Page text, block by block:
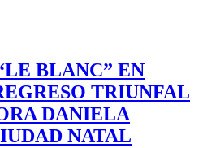
BLANC” EN
TRIUNFAL
DANIELA
NATAL